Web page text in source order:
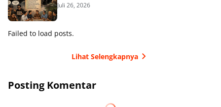
Juli 26, 2026
Failed to load posts.
Lihat Selengkapnya
Posting Komentar